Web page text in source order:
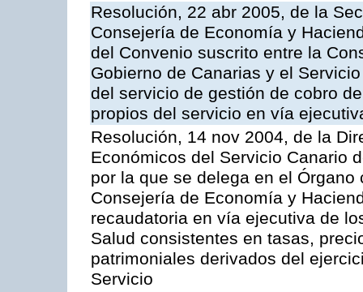
Resolución, 22 abr 2005, de la
Consejería de Economía y
del Convenio suscrito entre la
Gobierno de Canarias y el
del servicio de gestión de cobro
propios del servicio en vía
Resolución, 14 nov 2004, de la
Económicos del Servicio Canario
por la que se delega en el
Consejería de Economía y
recaudatoria en vía ejecutiva de
Salud consistentes en tasas,
patrimoniales derivados del
Servicio